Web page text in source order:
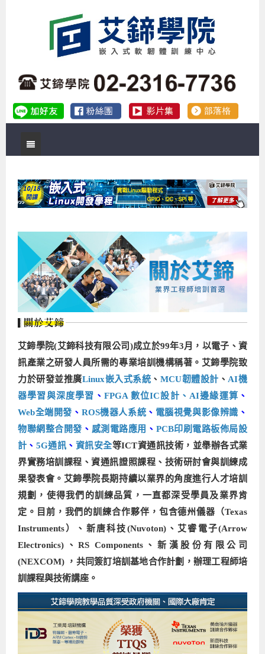
關於艾鍗
企業預約徵才
儲備講師計劃
公司簡介
師資介紹
開發板介紹
環境設備
艾鍗新聞
獲獎與榮耀
交通資訊
課程說明會
課程說明會
政府補助職訓說明會
嵌入式Linux開發系列課程
[學程] 嵌入式Linux開發實務
Linux系統建置實務
Linux驅動程式設計實戰
ARM Boot Loader設計
Linux Socket網路程式設計
Raspberry Pi之Python程式設計硬體控制
嵌入式Linux開發與AI影像辨識
MCU韌體設計系列課程
ARM MCU單晶片韌體開發
STM32嵌入式開發實戰
[學程]MCU韌體設計實戰
TI MSP430微控制器開發
生醫感測器整合設計班
穿戴式裝置應用開發
嵌入式即時作業系統FreeRTOS 設計實作
硬體/IC設計系列課程
FPGA 數位IC設計實戰
感測電路設計與應用
Allegro/PCB Layout設計
工業電子丙級輔導考照課程
SoC FPGA嵌入式設計實戰
[學程]感測電路Plus+MCU韌體設計實戰
iPAS AI應用規劃師能力鑑定課程
AI深度學習與影像辨識實戰
AI雲端原生與MLOps自動化實務
AI機器學習與深度學習實戰班
青少年AI人工智慧實作班
AI課程總覽頁
AI邊緣運算實作TensorFlow Lite for MCU
AIoT智能聯網運算實戰
AI深度學習之問答系統實作
AI強化學習 - 自動控制應用
讓 AI 成為你的數位同事
iPAS經濟部產業人才能力鑑定
iPAS AI應用規劃師能力鑑定
iPAS AIoT 應用工程師(物聯網類)
iPAS巨量資料分析師
iPAS機器學習工程師
Web及雲端系列課程
Kubernetes雲原生實戰班
AI雲端原生與MLOps自動化實務
n8n 零基礎工作自動化實戰班
Web全端開發應用班
資訊安全實務
物聯網Web整合應用實作
[學程]物聯網全端與深度學習整合
物聯網開發系列課程
[學程]物聯網整合開發實戰
Web全端開發應用
5G技術-SDN與Mininet實作
嵌入式物聯網開發實戰
[學程]物聯網全端與深度學習整合
iPAS AIoT應用工程師(物聯網類)
5G-SDN通訊系列課程
SDN網路技術與Mininet實戰
ROS機器人開發系列課程
ROS機器人自走車系統開發應用
ROS機器手臂控制&演算法實戰
智能機器人系統整合開發
電腦視覺與影像處理課程
影像課程總覽
電腦視覺與影像處理
AI深度學習與影像辨識實戰
嵌入式Linux開發與AI影像辨識
智能機器人系統整合開發
ARM系列課程
ARM mbed 物聯網平台應用實作
ARM Boot Loader設計
ARM Cortex-M0 應用整合設計
程式語言系列課程
C語言程式設計
資料結構精修班
C++程式設計
Python程式實戰養成學程
Python程式設計
Android系列課程
Android嵌入式平台開發訓練班
Android APP 實戰開發學程
Android ADK周邊裝置開發班
iOS程式開發系列課程
iPhone程式設計基礎班
Android嵌入式平台開發訓練班
TI MSP430微控制器開發
生醫感測器整合設計班
轉職就業班
數位課程
熱門課程
讓 AI 成為你的數位同事
AI雲端原生與MLOps自動化實務
Vibe Coding：AI 協作全端開發實戰班
iPAS AI應用規劃師能力鑑定課程
數位課程總覽
嵌入式Linux開發系列
Linux系統程式設計
Linux驅動程式
ARM Boot Loader
使用C語言控制Raspberry Pi
Linux 作業系統實務
Raspberry Pi 開發入門
MCU韌體設計
Python硬體控制-Pi Pico物聯網實作
Edge AI與Pi Pico實作應用
AI邊緣運算實作TensorFlow Lite for MCU
AI人工智慧系列課程
iPAS AI應用規劃師能力鑑定課程
Vibe Coding：AI協作全端開發
生成式AI能力認證
生成式AI基礎模型到Agentic AI
Python機器學習與深度學習
AI雲端原生與MLOps自動化實務
AI邊緣運算實作-TFL for MCU
自然語言處理與大型語言模型
資料分析與視覺化
非監督式學習
Edge AI與Pi Pico實作應用
電腦視覺演算法-人臉識別實戰
Web及雲端系列課程
kubernetes雲原生實戰班
AI雲端原生與MLOps自動化實務
Web全端開發應用班
IoT物聯網開發系列
物聯網整合開發與應用
Python硬體控制-Pi Pico物聯網實作
iPAS AIoT應用工程師(物聯網類)
5G - SDN與Mininet實作
iPAS產業人才能力鑑定系列
iPAS AI應用規劃師
iPAS AIoT應用工程師(物聯網類)
iPAS巨量資料分析師
iPAS機器學習工程師
升大學APCS/學習歷程專區
高中生升學超前部署課程總覽
APCS檢定 Python課程
APCS檢定 C++課程
APCS檢定 C語言課程
APCS檢定培訓課程
【遠距同步】APCS寒/暑假營隊
【遠距同步】青少年AI冬/夏令營
青少年AI人工智慧實作班
程式語言系列
C語言程式設計
Python程式設計
JavaScript程式設計
C++程式設計
Python進階程式設計：從資料結構到演算法
Python程式實戰養成學程
Raspberry Pi系列
Linux & C語言硬體控制
Python硬體控制-Pi Pico
Raspberry Pi 使用入門
Edge AI與Raspberry Pi Pico實作應用
用樹莓派實現物聯網
5G-SDN通訊系列課程
5G關鍵技術- SDN與Mininet實作
創意程式設計系列
micro:bit 創意程式設計
Scratch 創意程式設計
補助專班
待業青年職訓課程(29歲以下)
Kubernetes工程師養成班
[假日班]物聯網資訊安全實務
更多...
企業服務
企業教育訓練
艾鍗企業VIP會員
企業徵才
研發設計服務
電腦教室租借服務[台北]
合作夥伴專區
研討活動
會員優惠
學員見證
資訊專區
廠商求才
學員常見問題
學員權益與報名須知
最新成果展
工程師學習地圖
學員專屬提問平台
前進校園
校園巡迴講座
研發實習生計畫
青少年AI人工智慧實作班[高中生]
高中生升學超前部署課程總覽
會員優惠
艾鍗學院(艾鍗科技有限公司)成立於99年3月，以電子、資
訊產業之研發人員所需的專業培訓機構稱著。艾鍗學院致
力於研發並推廣Linux嵌入式系統 、MCU韌體設計 、 AI機
器學習與深度學習 、 FPGA 數位IC設計、 AI邊緣運算 、
Web全端開發 、 ROS機器人系統 、 電腦視覺與影像辨識 、
物聯網整合開發 、 感測電路應用 、 PCB印刷電路板佈局設
計 、 5G通訊 、 資訊安全等ICT資通訊技術，並舉辦各式業
界實務培訓課程、資通訊證照課程、技術研討會與訓練成
果發表會。艾鍗學院長期持續以業界的角度進行人才培訓
規劃，使得我們的訓練品質，一直都深受學員及業界肯
定。目前，我們的訓練合作夥伴，包含德州儀器（Texas
Instruments）、新唐科技(Nuvoton)、艾睿電子(Arrow
Electronics)、RS Components、新漢股份有限公司
(NEXCOM) ，共同簽訂培訓基地合作計劃，辦理工程師培
訓課程與技術講座。